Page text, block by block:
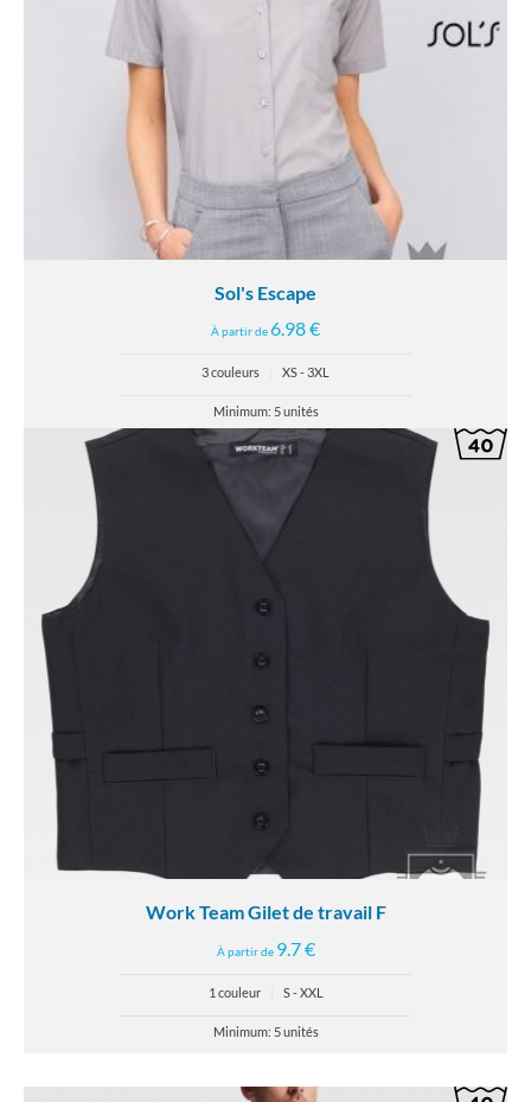
Sol's Escape
À partir de6.98 €
3 couleurs XS - 3XL
Minimum: 5 unités
Work Team Gilet de travail F
À partir de 9.7 €
1 couleur S - XXL
Minimum: 5 unités